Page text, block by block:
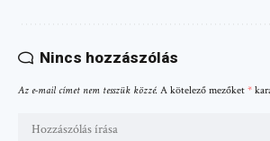
Nincs hozzászólás
Az e-mail címet nem tesszük közzé. A kötelező mezőket *